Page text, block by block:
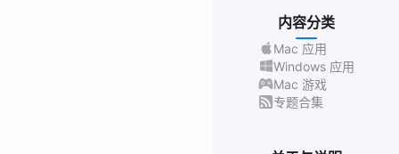
内容分类
Mac 应用
Windows 应用
Mac 游戏
专题合集